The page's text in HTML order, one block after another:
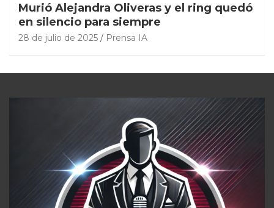
Murió Alejandra Oliveras y el ring quedó
en silencio para siempre
28 de julio de 2025 Prensa IA